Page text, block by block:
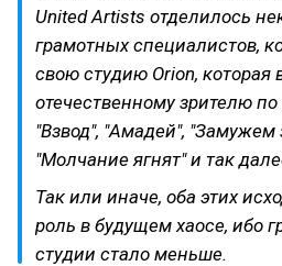
United Artists отделилось
грамотных специалистов,
свою студию Orion, которая
отечественному зрителю
"Взвод", "Амадей", "Замужем
"Молчание ягнят" и так
Так или иначе, оба этих
роль в будущем хаосе, ибо
студии стало меньше.